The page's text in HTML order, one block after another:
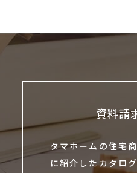
資料請
タマホームの住宅
に紹介したカタロ